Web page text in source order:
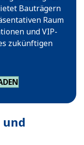
Bauträgern
Raum
und VIP-
zukünftigen